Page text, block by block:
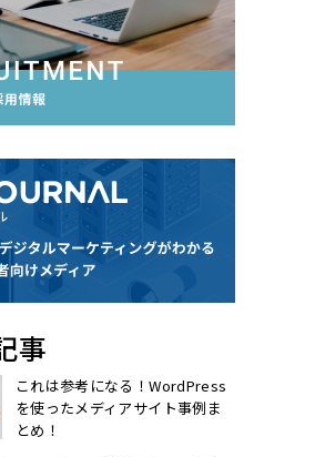
事
これは参考になる！WordPress
を使ったメディアサイト事例ま
とめ！